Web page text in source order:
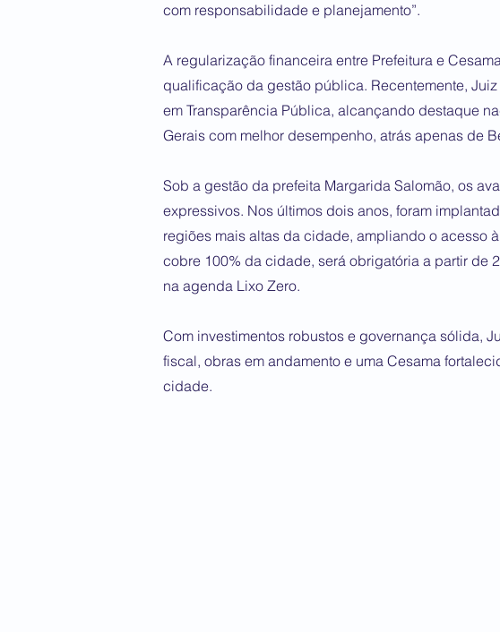
com responsabilidade e planejamento”.
A regularização financeira entre Prefeitura e
qualificação da gestão pública. Recentemente,
em Transparência Pública, alcançando destaque
Gerais com melhor desempenho, atrás apenas de
Sob a gestão da prefeita Margarida Salomão, os
expressivos. Nos últimos dois anos, foram
regiões mais altas da cidade, ampliando o acesso
cobre 100% da cidade, será obrigatória a partir de
na agenda Lixo Zero.
Com investimentos robustos e governança sólida,
fiscal, obras em andamento e uma Cesama
cidade.